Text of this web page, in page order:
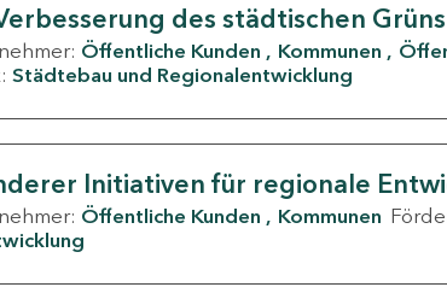
des städtischen Grüns
Öffentliche Kunden Kommunen
Städtebau und Regionalentwicklung
Initiativen für regionale
Öffentliche Kunden Kommunen